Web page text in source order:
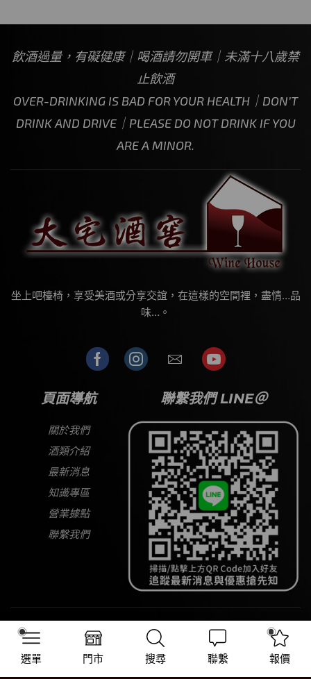
飲酒過量，有礙健康｜喝酒請勿開車｜未滿十八歲禁
止飲酒
OVER-DRINKING IS BAD FOR YOUR HEALTH｜DON’T
DRINK AND DRIVE｜PLEASE DO NOT DRINK IF YOU
ARE A MINOR.
坐上吧檯椅，享受美酒或分享交誼，在這樣的空間裡，盡情…品
味…。
頁面導航
關於我們
酒類介紹
最新消息
知識專區
營業據點
聯繫我們
聯繫我們 LINE＠
Copyright © 2026 大宅酒窖
選單 門市 搜尋 聯繫 報價